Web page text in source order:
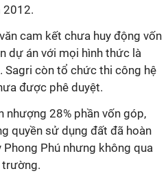
2012.
cam kết chưa huy động vốn
dự án với mọi hình thức là
Sagri còn tổ chức thi công hệ
được phê duyệt.
nhượng 28% phần vốn góp,
quyền sử dụng đất đã hoàn
Phong Phú nhưng không qua
trường.